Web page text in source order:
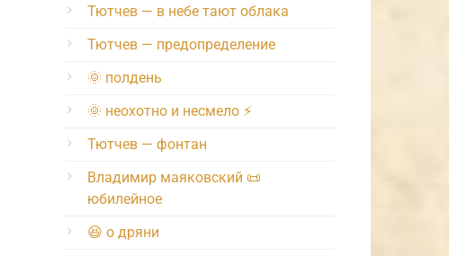
Тютчев — в небе тают облака
Тютчев — предопределение
🌞 полдень
🌞 неохотно и несмело ⚡️
Тютчев — фонтан
Владимир маяковский 📜
юбилейное
😆 о дряни